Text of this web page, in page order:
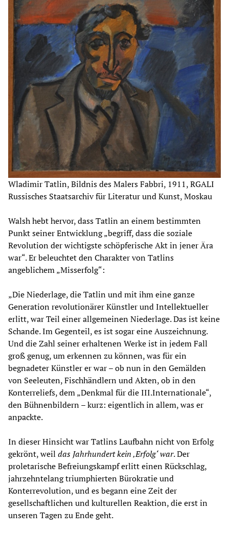
Wladimir Tatlin, Bildnis des Malers Fabbri, 1911, RGALI
Russisches Staatsarchiv für Literatur und Kunst, Moskau
Walsh hebt hervor, dass Tatlin an einem bestimmten
Punkt seiner Entwicklung „begriff, dass die soziale
Revolution der wichtigste schöpferische Akt in jener Ära
war“. Er beleuchtet den Charakter von Tatlins
angeblichem „Misserfolg“:
„Die Niederlage, die Tatlin und mit ihm eine ganze
Generation revolutionärer Künstler und Intellektueller
erlitt, war Teil einer allgemeinen Niederlage. Das ist keine
Schande. Im Gegenteil, es ist sogar eine Auszeichnung.
Und die Zahl seiner erhaltenen Werke ist in jedem Fall
groß genug, um erkennen zu können, was für ein
begnadeter Künstler er war – ob nun in den Gemälden
von Seeleuten, Fischhändlern und Akten, ob in den
Konterreliefs, dem „Denkmal für die III.Internationale“,
den Bühnenbildern – kurz: eigentlich in allem, was er
anpackte.
In dieser Hinsicht war Tatlins Laufbahn nicht von Erfolg
gekrönt, weil das Jahrhundert kein ‚Erfolg‘ war. Der
proletarische Befreiungskampf erlitt einen Rückschlag,
jahrzehntelang triumphierten Bürokratie und
Konterrevolution, und es begann eine Zeit der
gesellschaftlichen und kulturellen Reaktion, die erst in
unseren Tagen zu Ende geht.